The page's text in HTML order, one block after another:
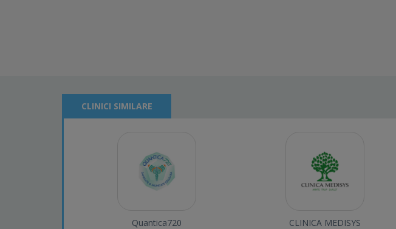
CLINICI SIMILARE
Quantica720 CLINICA MEDISYS